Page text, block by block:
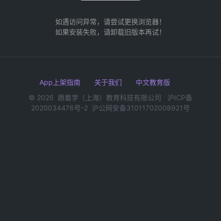
如遇访问异常，请尝试更换浏览器！
如果安装失败，请卸载旧版本再试！
App上架指南 关于我们
中文教育版
© 2026 跟着学（上海）教育科技有限公司 沪ICP备
2020034476号-2 沪公网安备31011702008921号